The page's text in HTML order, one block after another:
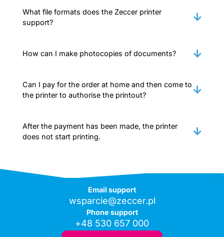
What file formats does the Zeccer printer
support?
How can I make photocopies of documents?
Can I pay for the order at home and then come to
the printer to authorise the printout?
After the payment has been made, the printer
does not start printing.
Email support
wsparcie@zeccer.pl
Phone support
+48 530 657 000